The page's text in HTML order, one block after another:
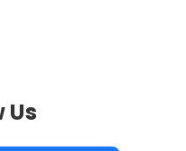
Us